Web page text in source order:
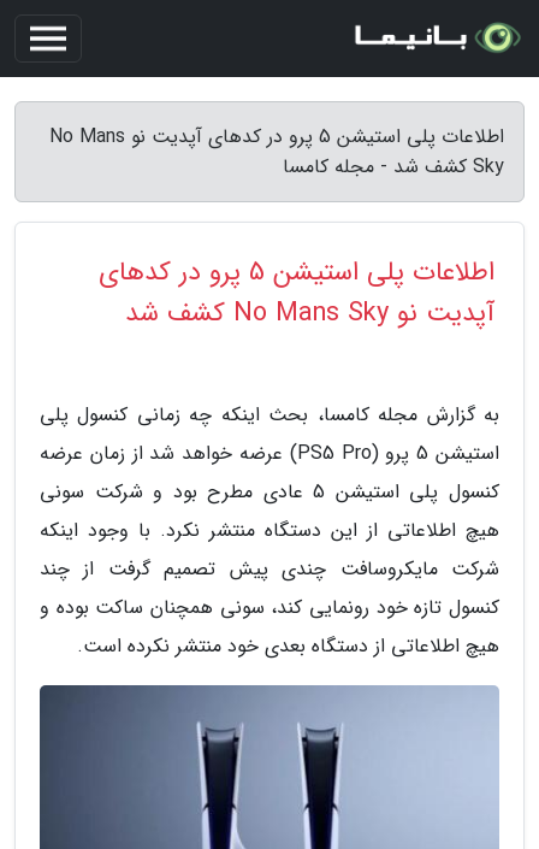
اطلاعات پلی استیشن 5 پرو در کدهای آپدیت نو No Mans
Sky کشف شد - مجله کامسا
اطلاعات پلی استیشن 5 پرو در کدهای
آپدیت نو No Mans Sky کشف شد
به گزارش مجله کامسا، بحث اینکه چه زمانی کنسول پلی
استیشن 5 پرو (PS5 Pro) عرضه خواهد شد از زمان عرضه
کنسول پلی استیشن 5 عادی مطرح بود و شرکت سونی
هیچ اطلاعاتی از این دستگاه منتشر نکرد. با وجود اینکه
شرکت مایکروسافت چندی پیش تصمیم گرفت از چند
کنسول تازه خود رونمایی کند، سونی همچنان ساکت بوده و
هیچ اطلاعاتی از دستگاه بعدی خود منتشر نکرده است.